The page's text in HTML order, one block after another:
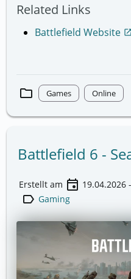
Related Links
Battlefield Website open_in_new
folder Games Online
Battlefield 6 -
Erstellt am event 19.04.2026
label Gaming